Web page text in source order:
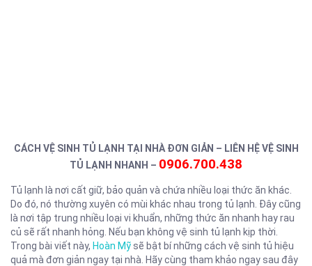
CÁCH VỆ SINH TỦ LẠNH TẠI NHÀ ĐƠN GIẢN – LIÊN HỆ VỆ SINH
TỦ LẠNH NHANH – 0906.700.438
Tủ lạnh là nơi cất giữ, bảo quản và chứa nhiều loại thức ăn khác.
Do đó, nó thường xuyên có mùi khác nhau trong tủ lạnh. Đây cũng
là nơi tập trung nhiều loại vi khuẩn, những thức ăn nhanh hay rau
củ sẽ rất nhanh hỏng. Nếu bạn không vệ sinh tủ lạnh kịp thời.
Trong bài viết này, Hoàn Mỹ sẽ bật bí những cách vệ sinh tủ hiệu
quả mà đơn giản ngay tại nhà. Hãy cùng tham khảo ngay sau đây